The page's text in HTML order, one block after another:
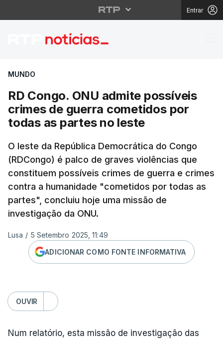
Entrar
RD Congo. ONU
MUNDO
RD Congo. ONU admite possíveis
crimes de guerra cometidos por
todas as partes no leste
O leste da República Democrática do Congo
(RDCongo) é palco de graves violências que
constituem possíveis crimes de guerra e crimes
contra a humanidade "cometidos por todas as
partes", concluiu hoje uma missão de
investigação da ONU.
Lusa / 5 Setembro 2025, 11:49
ADICIONAR COMO FONTE INFORMATIVA
OUVIR
Num relatório, esta missão de investigação das